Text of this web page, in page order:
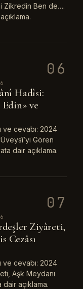
Zikredin Ben de….
06
Hadîsi:
ve
cevabı: 2024
Gören
dair açıklama.
07
Ziyâreti,
Cezâsı
cevabı: 2024
Aşk Meydanı
açıklama.